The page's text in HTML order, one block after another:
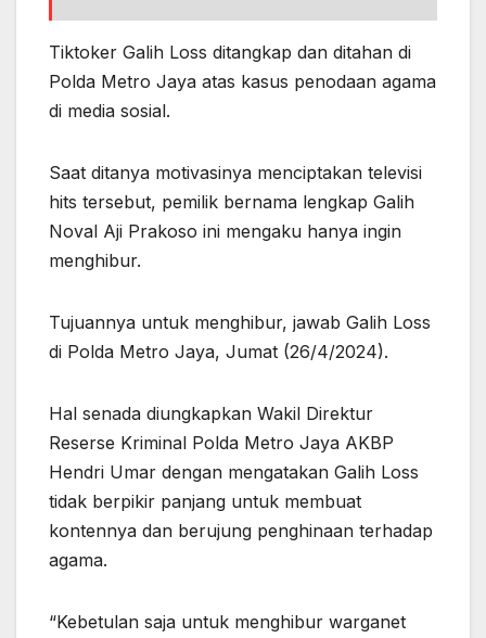
Tiktoker Galih Loss ditangkap dan ditahan di
Polda Metro Jaya atas kasus penodaan agama
di media sosial.
Saat ditanya motivasinya menciptakan televisi
hits tersebut, pemilik bernama lengkap Galih
Noval Aji Prakoso ini mengaku hanya ingin
menghibur.
Tujuannya untuk menghibur, jawab Galih Loss
di Polda Metro Jaya, Jumat (26/4/2024).
Hal senada diungkapkan Wakil Direktur
Reserse Kriminal Polda Metro Jaya AKBP
Hendri Umar dengan mengatakan Galih Loss
tidak berpikir panjang untuk membuat
kontennya dan berujung penghinaan terhadap
agama.
“Kebetulan saja untuk menghibur warganet